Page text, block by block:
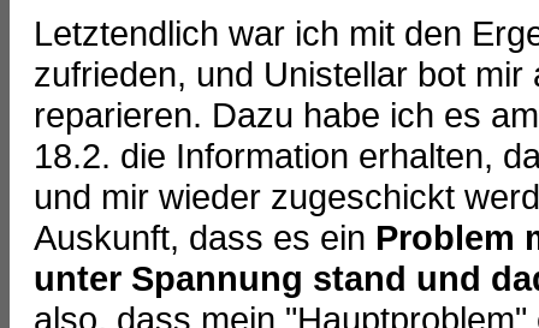
Letztendlich war ich mit den
zufrieden, und Unistellar bot
reparieren. Dazu habe ich es
18.2. die Information erhalten,
und mir wieder zugeschickt
Auskunft, dass es ein Problem
unter Spannung stand und
also, dass mein